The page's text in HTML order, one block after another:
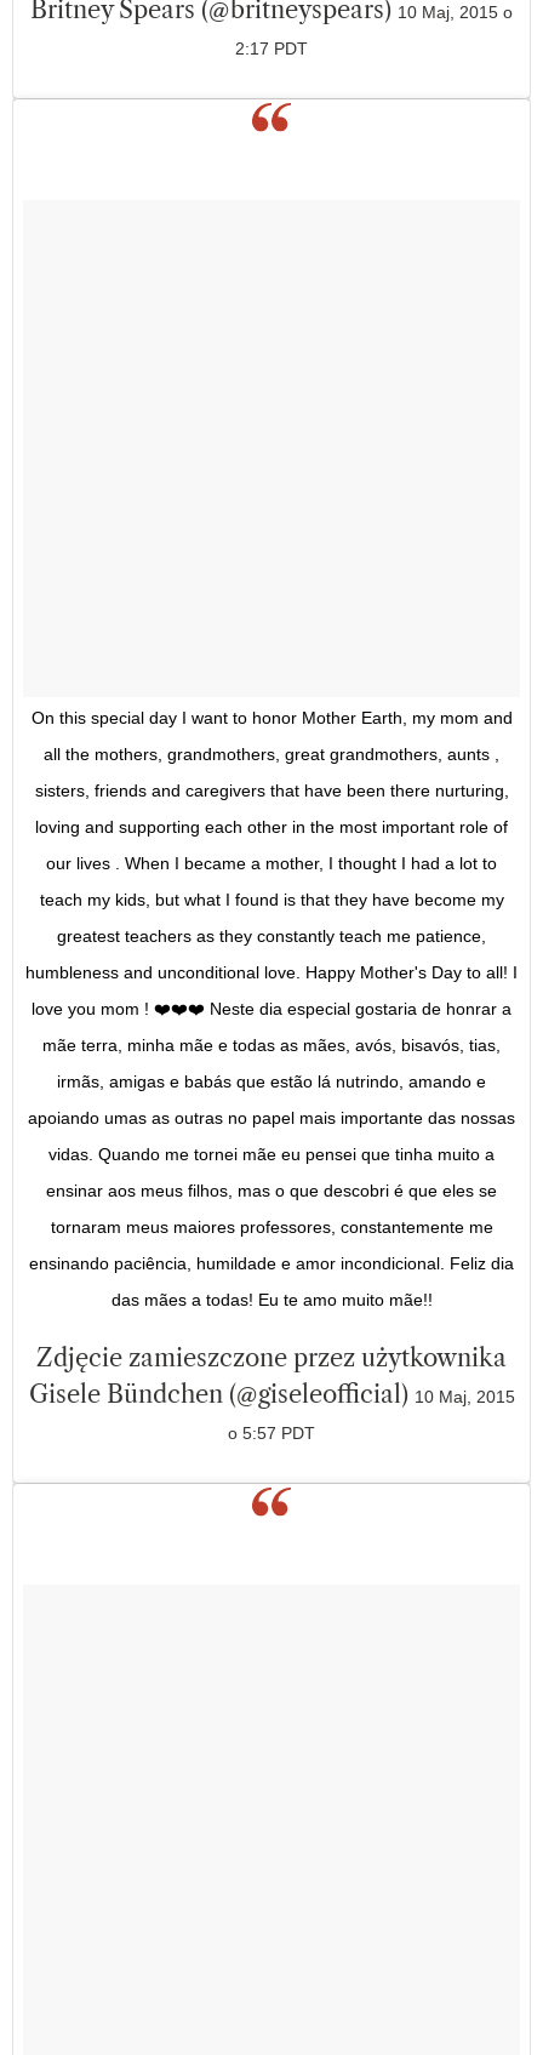
Britney Spears (@britneyspears) 10 Maj, 2015 o
2:17 PDT
On this special day I want to honor Mother Earth, my mom and
all the mothers, grandmothers, great grandmothers, aunts ,
sisters, friends and caregivers that have been there nurturing,
loving and supporting each other in the most important role of
our lives . When I became a mother, I thought I had a lot to
teach my kids, but what I found is that they have become my
greatest teachers as they constantly teach me patience,
humbleness and unconditional love. Happy Mother's Day to all! I
love you mom ! ❤️❤️❤️ Neste dia especial gostaria de honrar a
mãe terra, minha mãe e todas as mães, avós, bisavós, tias,
irmãs, amigas e babás que estão lá nutrindo, amando e
apoiando umas as outras no papel mais importante das nossas
vidas. Quando me tornei mãe eu pensei que tinha muito a
ensinar aos meus filhos, mas o que descobri é que eles se
tornaram meus maiores professores, constantemente me
ensinando paciência, humildade e amor incondicional. Feliz dia
das mães a todas! Eu te amo muito mãe!!
Zdjęcie zamieszczone przez użytkownika
Gisele Bündchen (@giseleofficial) 10 Maj, 2015
o 5:57 PDT